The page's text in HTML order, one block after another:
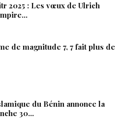
2025 : Les vœux de Ulrich
de magnitude 7, 7 fait plus de
du Bénin annonce la
30…